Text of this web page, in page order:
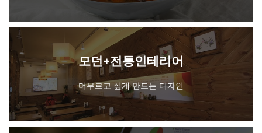
모던+전통인테리어
머무르고 싶게 만드는 디자인
모던+전통인테리어
머무르고 싶게 만드는 디자인